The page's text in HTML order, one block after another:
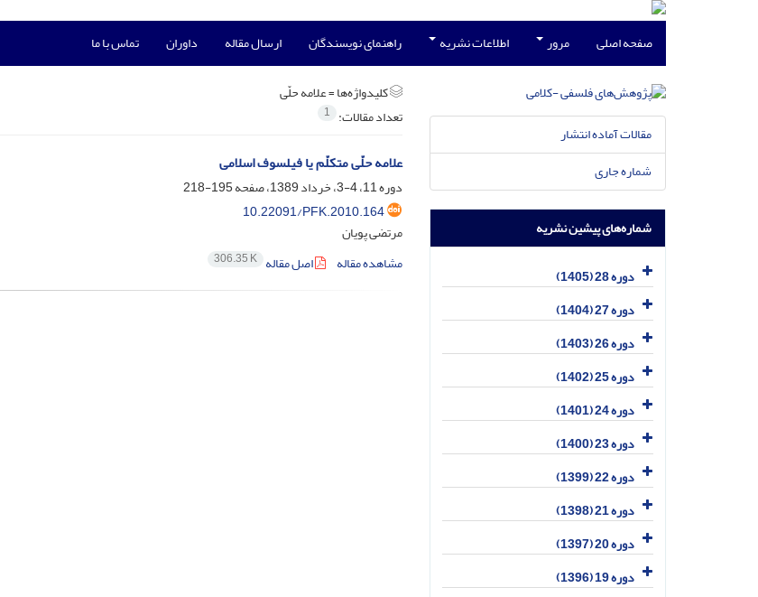
صفحه اصلی مرور اطلاعات نشریه راهنمای نویسندگان ارسال مقاله داوران تماس با ما
کلیدواژه‌ها =علامه حلّی
تعداد مقالات: 1
علامه حلّی متکلّم یا فیلسوف اسلامی
دوره 11، 4-3، خرداد 1389، صفحه
195-218
10.22091/PFK.2010.164
مرتضی پویان
مشاهده مقاله
اصل مقاله 306.35 K
مقالات آماده انتشار
شماره جاری
شماره‌های پیشین نشریه
دوره 28 (1405)
دوره 27 (1404)
دوره 26 (1403)
دوره 25 (1402)
دوره 24 (1401)
دوره 23 (1400)
دوره 22 (1399)
دوره 21 (1398)
دوره 20 (1397)
دوره 19 (1396)